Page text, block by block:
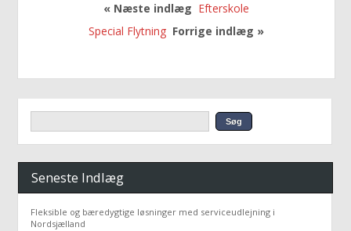
« Næste indlæg Efterskole
Special FlytningForrige indlæg »
Seneste Indlæg
Fleksible og bæredygtige løsninger med serviceudlejning i
Nordsjælland